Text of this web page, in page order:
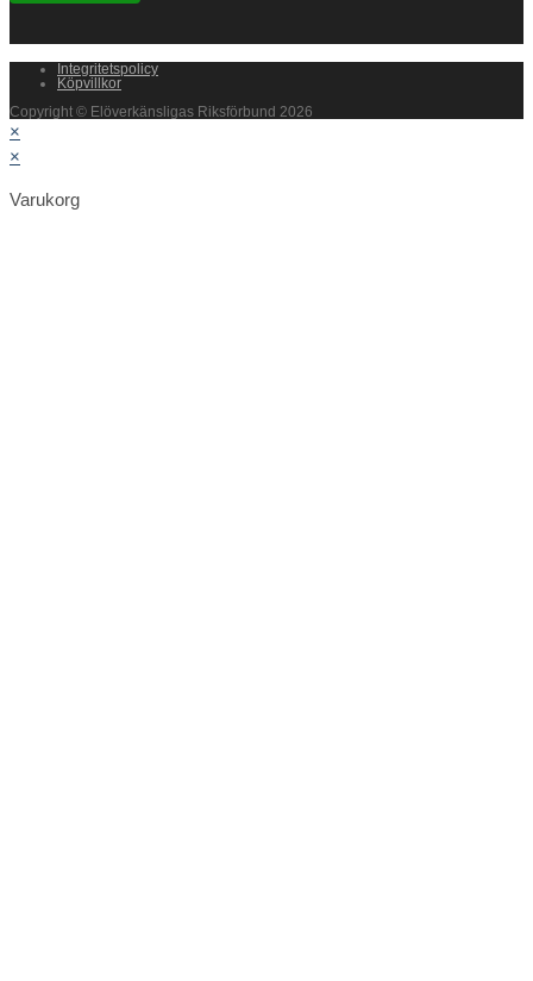
Integritetspolicy
Köpvillkor
Copyright © Elöverkänsligas Riksförbund 2026
×
×
Varukorg